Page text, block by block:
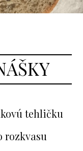
tehličku
rozkvasu